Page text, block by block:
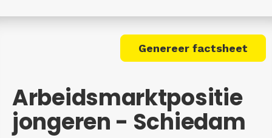
Genereer factsheet
Arbeidsmarktpositie
jongeren - Schiedam